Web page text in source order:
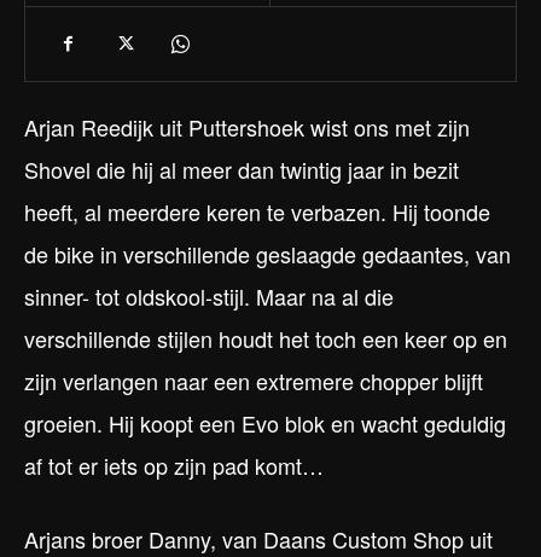
Arjan Reedijk uit Puttershoek wist ons met zijn
Shovel die hij al meer dan twintig jaar in bezit
heeft, al meerdere keren te verbazen. Hij toonde
de bike in verschillende geslaagde gedaantes, van
sinner- tot oldskool-stijl. Maar na al die
verschillende stijlen houdt het toch een keer op en
zijn verlangen naar een extremere chopper blijft
groeien. Hij koopt een Evo blok en wacht geduldig
af tot er iets op zijn pad komt…
Arjans broer Danny, van Daans Custom Shop uit